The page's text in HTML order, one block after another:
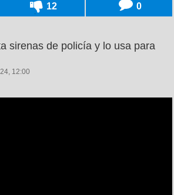
12 0
sirenas de policía y lo usa para
12:00